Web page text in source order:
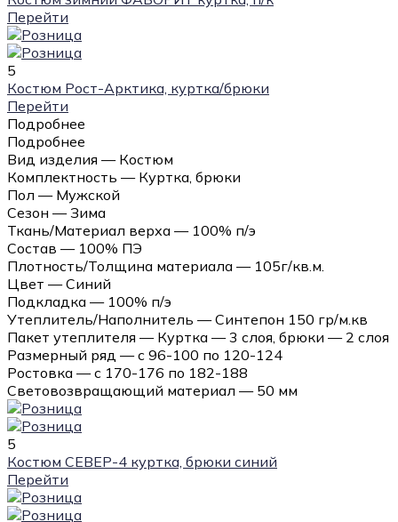
Перейти
5
Костюм Рост-Арктика, куртка/брюки
Перейти
Подробнее
Подробнее
Вид изделия — Костюм
Комплектность — Куртка, брюки
Пол — Мужской
Сезон — Зима
Ткань/Материал верха — 100% п/э
Состав — 100% ПЭ
Плотность/Толщина материала — 105г/кв.м.
Цвет — Синий
Подкладка — 100% п/э
Утеплитель/Наполнитель — Синтепон 150 гр/м.кв
Пакет утеплителя — Куртка — 3 слоя, брюки — 2 слоя
Размерный ряд — с 96-100 по 120-124
Ростовка — с 170-176 по 182-188
Световозвращающий материал — 50 мм
5
Костюм СЕВЕР-4 куртка, брюки синий
Перейти